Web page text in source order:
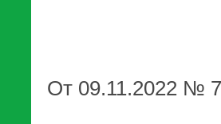
От 09.11.2022 №